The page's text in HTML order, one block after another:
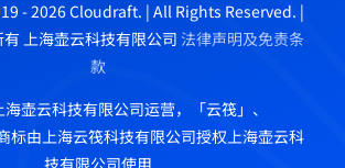
- 2026 Cloudraft. | All Rights Reserved. |
上海壶云科技有限公司 法律声明及免责条
款
壶云科技有限公司运营，「云筏」、
标由上海云筏科技有限公司授权上海壶云科
技有限公司使用